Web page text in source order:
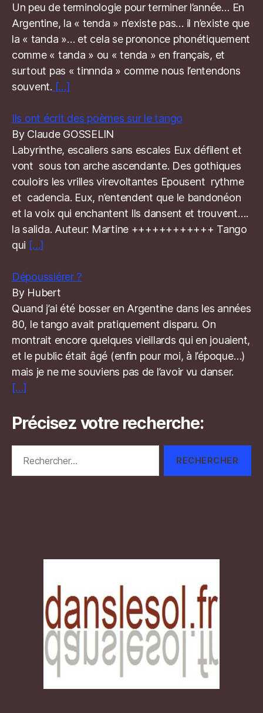
Un peu de terminologie pour terminer l’année… En
Argentine, la « tenda » n’existe pas… il n’existe que
la « tanda »… et cela se prononce phonétiquement
comme « tanda » ou « tenda » en français, et
surtout pas « tinnnda » comme nous l’entendons
souvent. […]
Ils ont écrit des poèmes sur le tango
By Claude GOSSELIN
Labyrinthe, escaliers sans escales Eux défilent et
vont sous ton arche ascendante. Des gothiques
couloirs les vrilles virevoltantes Epousent rythme
et cadencia. Eux, n’entendent que le bandonéon
et la voix qui enchantent Ils dansent et trouvent….
la salida. Auteur: Martine ++++++++++++ Tango
qui […]
Dépoussiérer ?
By Hubert
Quand j’ai été bosser en Argentine dans les années
80, le tango avait pratiquement disparu. On
montrait encore quelques vieillards qui en jouaient,
et le public était âgé (enfin pour moi, à l’époque…)
mais je ne me souviens pas de l’avoir vu danser.
[…]
Précisez votre recherche: